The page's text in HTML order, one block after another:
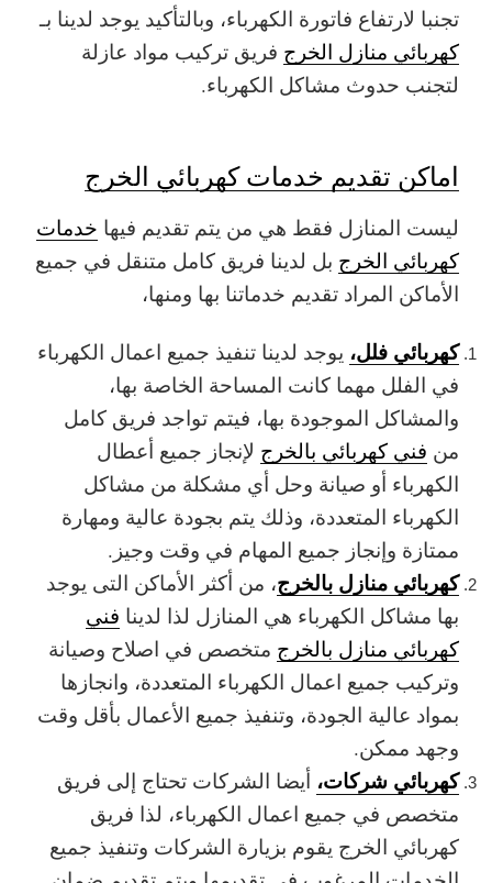
تجنبا لارتفاع فاتورة الكهرباء، وبالتأكيد يوجد لدينا بـ
كهربائي منازل الخرج فريق تركيب مواد عازلة
لتجنب حدوث مشاكل الكهرباء.
اماكن تقديم خدمات كهربائي الخرج
ليست المنازل فقط هي من يتم تقديم فيها خدمات
كهربائي الخرج بل لدينا فريق كامل متنقل في جميع
الأماكن المراد تقديم خدماتنا بها ومنها،
كهربائي فلل، يوجد لدينا تنفيذ جميع اعمال الكهرباء
في الفلل مهما كانت المساحة الخاصة بها،
والمشاكل الموجودة بها، فيتم تواجد فريق كامل
من فني كهربائي بالخرج لإنجاز جميع أعطال
الكهرباء أو صيانة وحل أي مشكلة من مشاكل
الكهرباء المتعددة، وذلك يتم بجودة عالية ومهارة
ممتازة وإنجاز جميع المهام في وقت وجيز.
كهربائي منازل بالخرج، من أكثر الأماكن التى يوجد
بها مشاكل الكهرباء هي المنازل لذا لدينا فني
كهربائي منازل بالخرج متخصص في اصلاح وصيانة
وتركيب جميع اعمال الكهرباء المتعددة، وانجازها
بمواد عالية الجودة، وتنفيذ جميع الأعمال بأقل وقت
وجهد ممكن.
كهربائي شركات، أيضا الشركات تحتاج إلى فريق
متخصص في جميع اعمال الكهرباء، لذا فريق
كهربائي الخرج يقوم بزيارة الشركات وتنفيذ جميع